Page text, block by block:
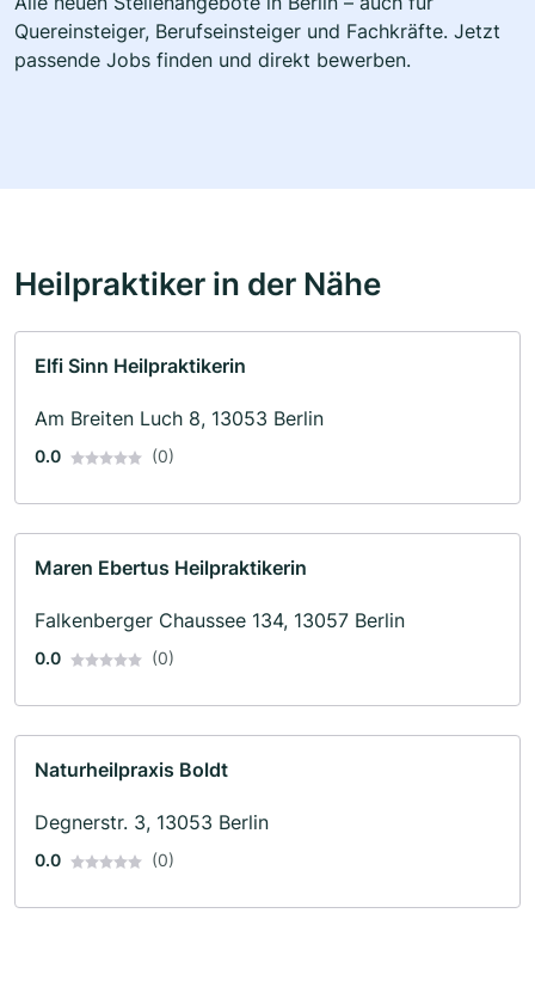
Quereinsteiger, Berufseinsteiger und Fachkräfte. Jetzt
passende Jobs finden und direkt bewerben.
Heilpraktiker in der Nähe
Elfi Sinn Heilpraktikerin
Am Breiten Luch 8, 13053 Berlin
0.0 (0)
Maren Ebertus Heilpraktikerin
Falkenberger Chaussee 134, 13057 Berlin
0.0 (0)
Naturheilpraxis Boldt
Degnerstr. 3, 13053 Berlin
0.0 (0)